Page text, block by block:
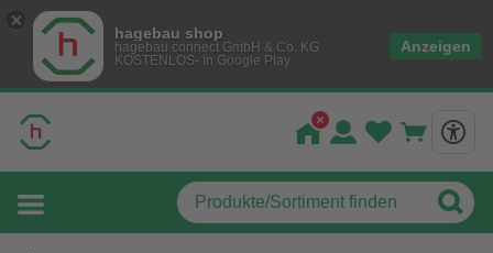
hagebau shop
hagebau connect GmbH & Co. KG
KOSTENLOS- In Google Play
Anzeigen